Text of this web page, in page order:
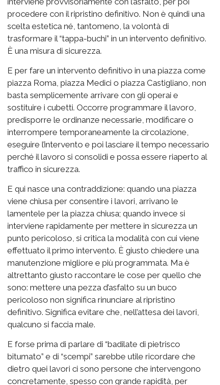
procedere con il ripristino definitivo. Non è quindi una
scelta estetica né, tantomeno, la volontà di
trasformare il “tappa-buchi” in un intervento definitivo.
È una misura di sicurezza.
E per fare un intervento definitivo in una piazza come
piazza Roma, piazza Medici o piazza Castigliano, non
basta semplicemente arrivare con gli operai e
sostituire i cubetti. Occorre programmare il lavoro,
predisporre le ordinanze necessarie, modificare o
interrompere temporaneamente la circolazione,
eseguire l’intervento e poi lasciare il tempo necessario
perché il lavoro si consolidi e possa essere riaperto al
traffico in sicurezza.
E qui nasce una contraddizione: quando una piazza
viene chiusa per consentire i lavori, arrivano le
lamentele per la piazza chiusa; quando invece si
interviene rapidamente per mettere in sicurezza un
punto pericoloso, si critica la modalità con cui viene
effettuato il primo intervento. È giusto chiedere una
manutenzione migliore e più programmata. Ma è
altrettanto giusto raccontare le cose per quello che
sono: mettere una pezza d’asfalto su un buco
pericoloso non significa rinunciare al ripristino
definitivo. Significa evitare che, nell’attesa dei lavori,
qualcuno si faccia male.
E forse prima di parlare di “badilate di pietrisco
bitumato” e di “scempi” sarebbe utile ricordare che
dietro quei lavori ci sono persone che intervengono
concretamente, spesso con grande rapidità, per